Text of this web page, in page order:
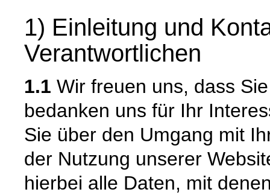
1) Einleitung und
Verantwortlichen
1.1 Wir freuen uns, dass
bedanken uns für Ihr
Sie über den Umgang mit
der Nutzung unserer
hierbei alle Daten, mit